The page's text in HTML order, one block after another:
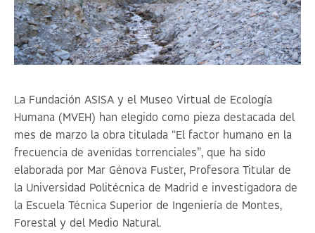
La Fundación ASISA y el Museo Virtual de Ecología
Humana (MVEH) han elegido como pieza destacada del
mes de marzo la obra titulada “El factor humano en la
frecuencia de avenidas torrenciales”, que ha sido
elaborada por Mar Génova Fuster, Profesora Titular de
la Universidad Politécnica de Madrid e investigadora de
la Escuela Técnica Superior de Ingeniería de Montes,
Forestal y del Medio Natural.